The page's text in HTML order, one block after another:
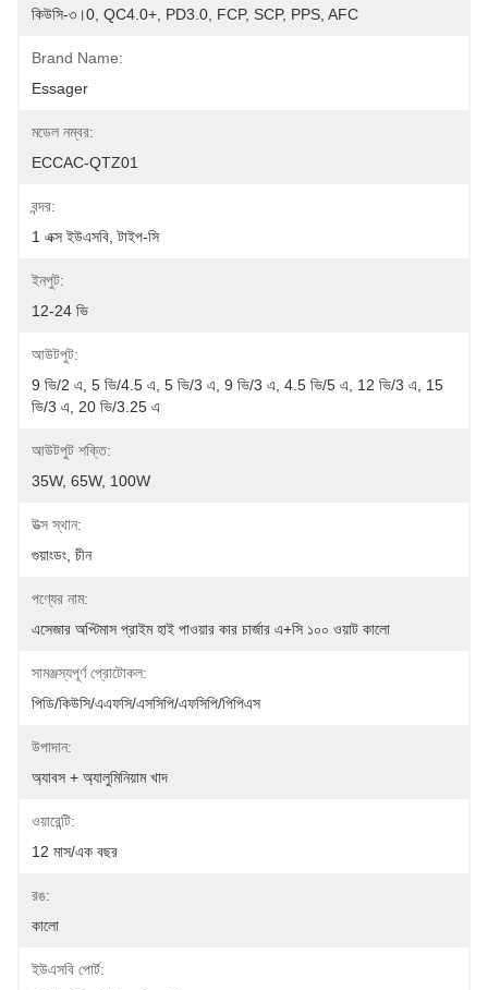
কিউসি-৩।0, QC4.0+, PD3.0, FCP, SCP, PPS, AFC
Brand Name:
Essager
মডেল নম্বর:
ECCAC-QTZ01
বন্দর:
1 এক্স ইউএসবি, টাইপ-সি
ইনপুট:
12-24 ভি
আউটপুট:
9 ভি/2 এ, 5 ভি/4.5 এ, 5 ভি/3 এ, 9 ভি/3 এ, 4.5 ভি/5 এ, 12 ভি/3 এ, 15
ভি/3 এ, 20 ভি/3.25 এ
আউটপুট শক্তি:
35W, 65W, 100W
উত্স স্থান:
গুয়াংডং, চীন
পণ্যের নাম:
এসেজার অপ্টিমাস প্রাইম হাই পাওয়ার কার চার্জার এ+সি ১০০ ওয়াট কালো
সামঞ্জস্যপূর্ণ প্রোটোকল:
পিডি/কিউসি/এএফসি/এসসিপি/এফসিপি/পিপিএস
উপাদান:
অ্যাবস + অ্যালুমিনিয়াম খাদ
ওয়ারেন্টি:
12 মাস/এক বছর
রঙ:
কালো
ইউএসবি পোর্ট: